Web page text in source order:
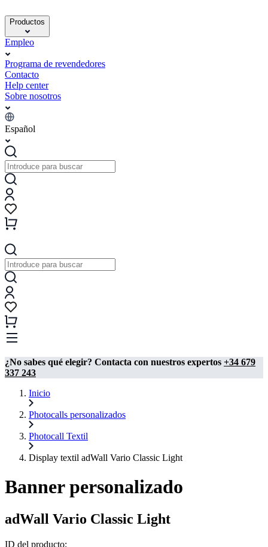
Productos
Empleo
Programa de revendedores
Contacto
Help center
Sobre nosotros
Español
¿No sabes qué elegir? Contacta con nuestros expertos +34 679
337 243
Inicio
Photocalls personalizados
Photocall Textil
Display textil adWall Vario Classic Light
Banner personalizado
adWall Vario Classic Light
ID del producto: